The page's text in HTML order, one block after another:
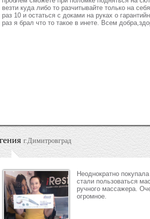
везти куда либо то разчитывайте только на
раз 10 и остаться с доками на руках о
раз я брал что то такое в инете. Всем
г.Димитровград
Неоднократно
стали пользоваться
ручного массажера.
огромное.